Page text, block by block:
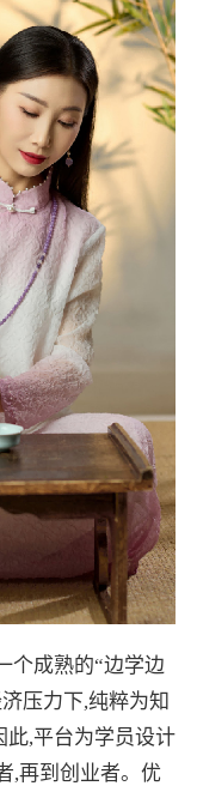
个成熟的“边学边
压力下,纯粹为知
此,平台为学员设计
,再到创业者。优